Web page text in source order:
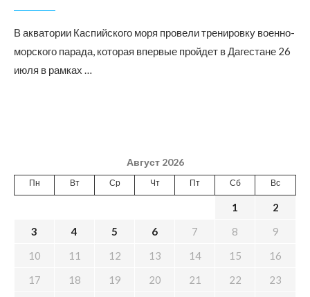
В акватории Каспийского моря провели тренировку военно-
морского парада, которая впервые пройдет в Дагестане 26
июля в рамках …
Август 2026
Пн Вт Ср Чт Пт Сб Вс
1
2
3
4 5 6 7 8
9
10
11 12 13 14 15
16
17
18 19 20 21 22
23